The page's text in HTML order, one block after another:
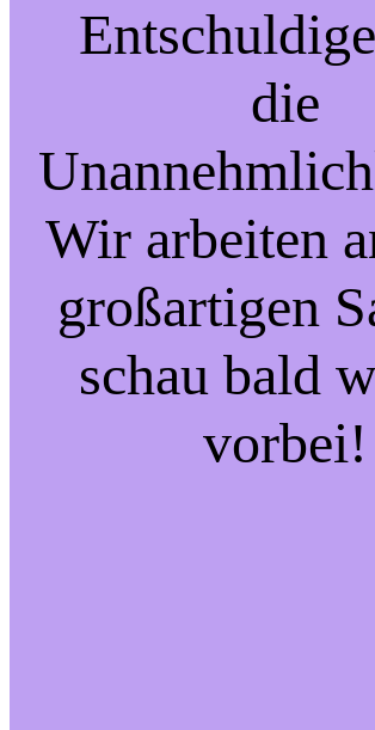
die
Wir arbeiten
großartigen
schau bald
vorbei!